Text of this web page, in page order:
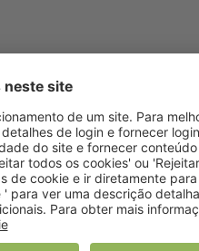
com as
pela Assembleia da
entre 2018 e 2021, cerca